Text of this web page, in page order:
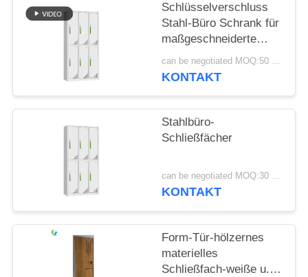
PRIVACY
Schlüsselverschluss
Stahl-Büro Schrank für
maßgeschneiderte
Büro-Speicherlösungencan be negotiated MOQ:50 Stück
KONTAKT
Stahlbüro-
Schließfächer
can be negotiated MOQ:30 Stück
KONTAKT
Form-Tür-hölzernes
materielles
Schließfach-weiße u.